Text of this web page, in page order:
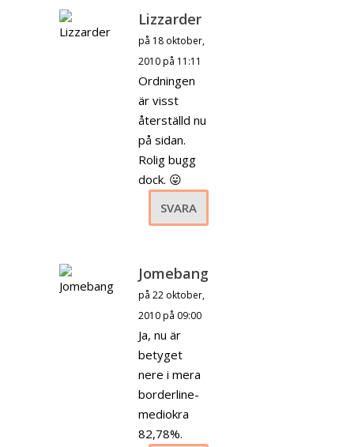
Lizzarder
på 18 oktober,
2010 på 11:11
Ordningen
är visst
återställd nu
på sidan.
Rolig bugg
dock. 😛
SVARA
Jomebang
på 22 oktober,
2010 på 09:00
Ja, nu är
betyget
nere i mera
borderline-
mediokra
82,78%.